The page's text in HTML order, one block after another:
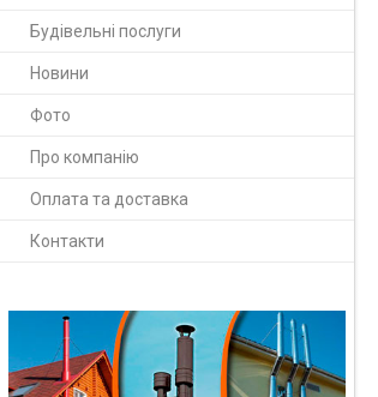
Будівельні послуги
Новини
Фото
Про компанію
Оплата та доставка
Контакти